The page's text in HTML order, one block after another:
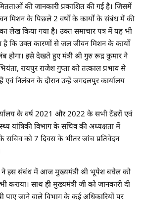
की जानकारी प्रकाशित की गई है। जिसमें
मिशन के पिछले 2 वर्षों के कार्यों के संबंध में की
लेख किया गया है। उक्त समाचार पत्र में यह भी
है कि उक्त कारणों से जल जीवन मिशन के कार्यों
इसे देखते हुए मंत्री श्री गुरु रूद्र कुमार ने
रायपुर राजेश गुप्ता को तत्काल प्रभाव से
एवं निलंबन के दौरान उन्हें जगदलपुर कार्यालय
के वर्ष 2021 और 2022 के सभी टेंडरों एवं
यांत्रिकी विभाग के सचिव की अध्यक्षता में
सचिव को 7 दिवस के भीतर जांच प्रतिवेदन
ने इस संबंध में आज मुख्यमंत्री श्री भूपेश बघेल को
साथ ही मुख्यमंत्री जी को जानकारी दी
जाने वाले विभाग के कई अधिकारियों पर